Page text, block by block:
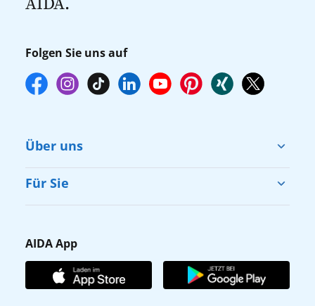
AIDA.
Folgen Sie uns auf
Über uns
Cruise & Help
Karriere
Affiliateprogramm
Für Sie
Gästefragebogen
AIDA Club
AIDA App